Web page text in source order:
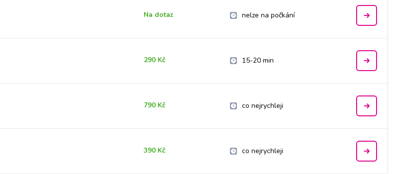
Na dotaz nelze na počkání
290 Kč 15-20 min
790 Kč co nejrychleji
390 Kč co nejrychleji